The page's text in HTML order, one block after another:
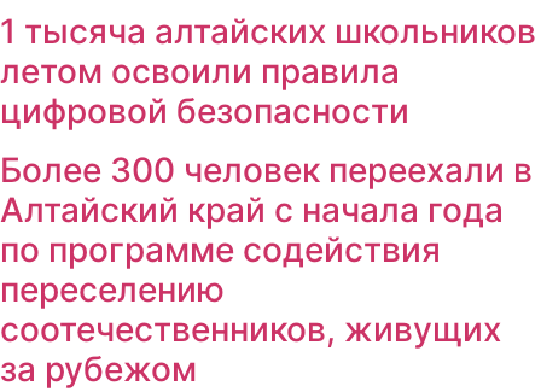
1 тысяча алтайских школьников
летом освоили правила
цифровой безопасности
Более 300 человек переехали в
Алтайский край с начала года
по программе содействия
переселению
соотечественников, живущих
за рубежом